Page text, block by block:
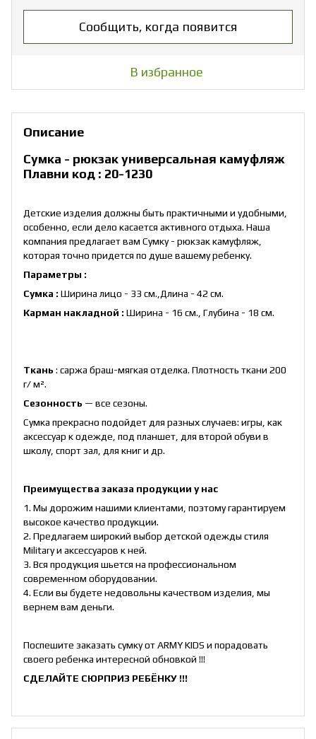
Сообщить, когда появится
В избранное
Описание
Сумка - рюкзак универсальная камуфляж
Плавни код : 20-1230
Детские изделия должны быть практичными и удобными,
особенно, если дело касается активного отдыха. Наша
компания предлагает вам Сумку - рюкзак камуфляж,
которая точно придется по душе вашему ребенку.
Параметры :
Сумка : Ширина лицо - 33 см.,Длина - 42 см.
Карман накладной : Ширина - 16 см., Глубина - 18 см.
Ткань : саржа браш-мягкая отделка. Плотность ткани 200
г/ м².
Сезонность — все сезоны.
Сумка прекрасно подойдет для разных случаев: игры, как
аксессуар к одежде, под планшет, для второй обуви в
школу, спорт зал, для книг и др.
Преимущества заказа продукции у нас
1. Мы дорожим нашими клиентами, поэтому гарантируем
высокое качество продукции.
2. Предлагаем широкий выбор детской одежды стиля
Military и аксессуаров к ней.
3. Вся продукция шьется на профессиональном
современном оборудовании.
4. Если вы будете недовольны качеством изделия, мы
вернем вам деньги.
Поспешите заказать сумку от ARMY KIDS и порадовать
своего ребенка интересной обновкой !!!
СДЕЛАЙТЕ СЮРПРИЗ РЕБЁНКУ !!!